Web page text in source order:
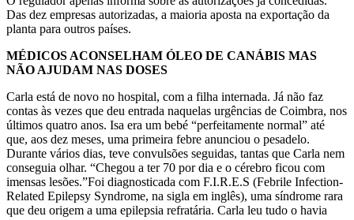
Das dez empresas autorizadas, a maioria aposta na exportação da
planta para outros países.
MÉDICOS ACONSELHAM ÓLEO DE CANÁBIS MAS
NÃO AJUDAM NAS DOSES
Carla está de novo no hospital, com a filha internada. Já não faz
contas às vezes que deu entrada naquelas urgências de Coimbra, nos
últimos quatro anos. Isa era um bebé “perfeitamente normal” até
que, aos dez meses, uma primeira febre anunciou o pesadelo.
Durante vários dias, teve convulsões seguidas, tantas que Carla nem
conseguia olhar. “Chegou a ter 70 por dia e o cérebro ficou com
imensas lesões.”Foi diagnosticada com F.I.R.E.S (Febrile Infection-
Related Epilepsy Syndrome, na sigla em inglês), uma síndrome rara
que deu origem a uma epilepsia refratária. Carla leu tudo o havia